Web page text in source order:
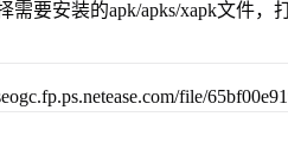
要安装的apk/apks/xapk文件，